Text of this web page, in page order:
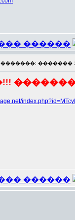
������� 16